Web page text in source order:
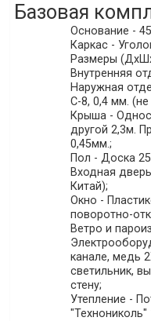
Базовая
Основание -
Каркас -
Размеры
Внутренняя
Наружная
С-8, 0,4 мм.
Крыша -
другой 2,3м.
0,45мм.;
Пол - Доска
Входная
Китай);
Окно -
поворотно-
Ветро и
канале, медь
светильник,
стену;
Утепление -